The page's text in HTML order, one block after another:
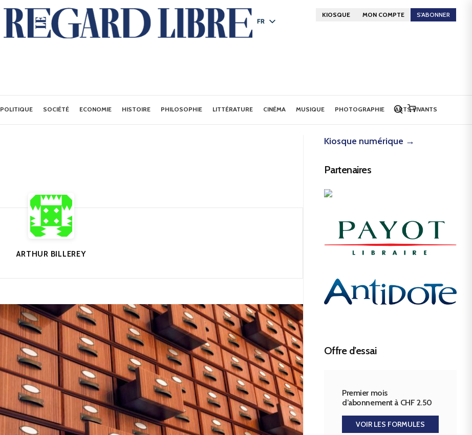
FR
KIOSQUE MON COMPTE S'ABONNER
POLITIQUE SOCIÉTÉ ECONOMIE HISTOIRE PHILOSOPHIE LITTÉRATURE CINÉMA MUSIQUE PHOTOGRAPHIE ARTS VIVANTS
ARTHUR BILLEREY
Kiosque numérique →
Partenaires
Offre d’essai
Premier mois
d’abonnement à CHF 2.50
VOIR LES FORMULES